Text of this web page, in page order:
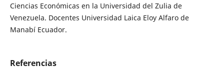
Ciencias Económicas en la Universidad del Zulia de
Venezuela. Docentes Universidad Laica Eloy Alfaro de
Manabí Ecuador.
Referencias